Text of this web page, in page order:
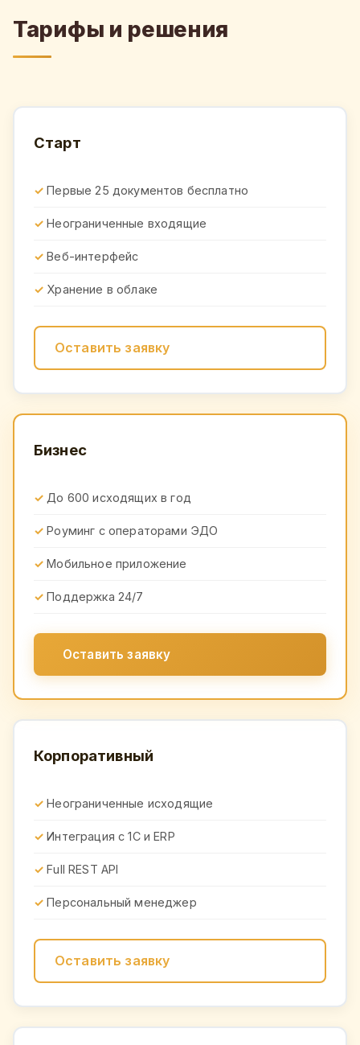
Тарифы и решения
Старт
Первые 25 документов бесплатно
Неограниченные входящие
Веб-интерфейс
Хранение в облаке
Оставить заявку
Бизнес
До 600 исходящих в год
Роуминг с операторами ЭДО
Мобильное приложение
Поддержка 24/7
Оставить заявку
Корпоративный
Неограниченные исходящие
Интеграция с 1С и ERP
Full REST API
Персональный менеджер
Оставить заявку